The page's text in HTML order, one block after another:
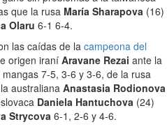
que la rusa María Sharapova (16)
Olaru 6-1 6-4.
las caídas de la campeona del
origen iraníAravane Rezai ante la
7-5, 3-6 y 3-6, de la rusa
australianaAnastasia Rodionova
Daniela Hantuchova (24)
Strycova 6-1, 2-6 y 4-6.